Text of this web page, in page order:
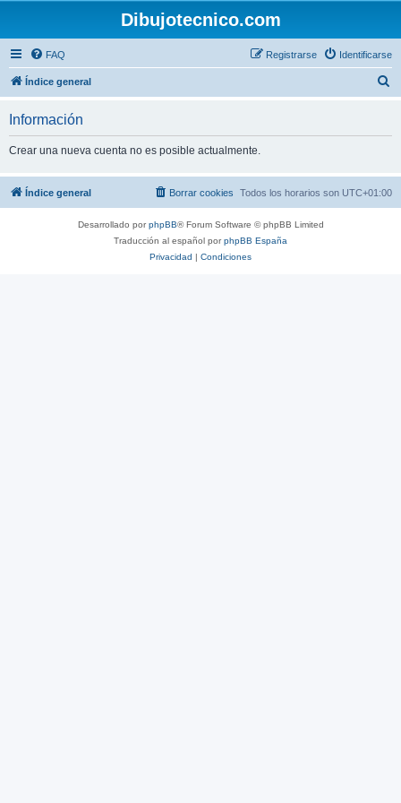
Dibujotecnico.com
FAQ Identificarse
Registrarse
Índice general
r
Información
Crear una nueva cuenta no es posible actualmente.
Índice general Todos los horarios son UTC+01:00
Borrar cookies
Desarrollado porphpBB® Forum Software © phpBB Limited
Traducción al español porphpBB España
Privacidad | Condiciones